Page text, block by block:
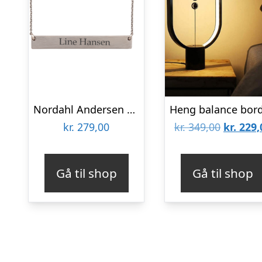
Nordahl Andersen Plade halskæde
kr. 279,00
Gå til shop
kr.349,00 Den
var:
kr.
kr.
Gå til shop